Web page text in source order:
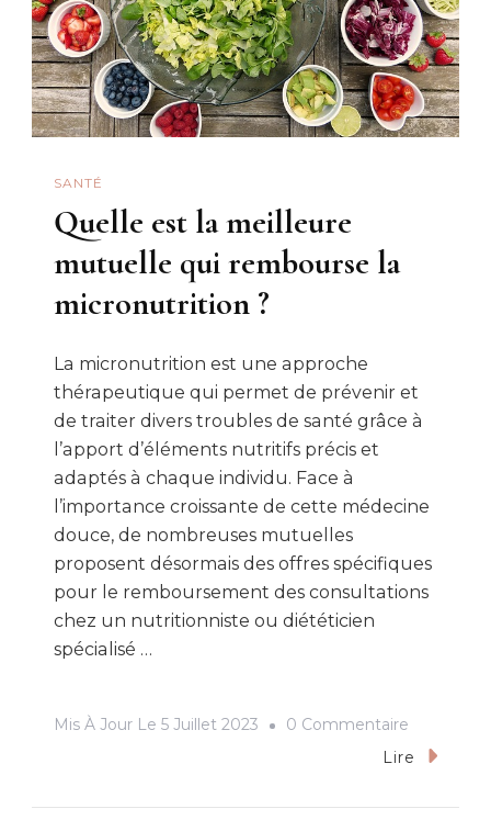
Guide
SANTÉ
Quelle est la meilleure
mutuelle qui rembourse la
micronutrition ?
La micronutrition est une approche
thérapeutique qui permet de prévenir et
de traiter divers troubles de santé grâce à
l’apport d’éléments nutritifs précis et
adaptés à chaque individu. Face à
l’importance croissante de cette médecine
douce, de nombreuses mutuelles
proposent désormais des offres spécifiques
pour le remboursement des consultations
chez un nutritionniste ou diététicien
spécialisé …
Mis À Jour Le 5 Juillet 2023 0 Commentaire
Quelle
Lire